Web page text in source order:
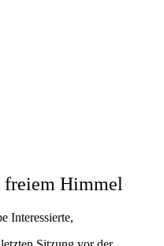
freiem Himmel
Interessierte,